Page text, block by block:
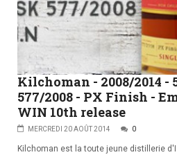
Kilchoman - 2008/2014 -
577/2008 - PX Finish -
WIN 10th release
MERCREDI 20 AOÛT 2014 0
Kilchoman est la toute jeune distillerie